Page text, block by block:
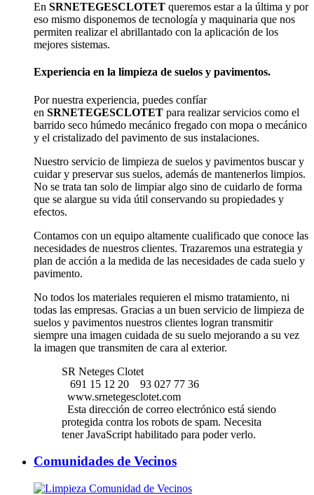
En SRNETEGESCLOTET queremos estar a la última y por
eso mismo disponemos de tecnología y maquinaria que nos
permiten realizar el abrillantado con la aplicación de los
mejores sistemas.
Experiencia en la limpieza de suelos y pavimentos.
Por nuestra experiencia, puedes confíar
en SRNETEGESCLOTET para realizar servicios como el
barrido seco húmedo mecánico fregado con mopa o mecánico
y el cristalizado del pavimento de sus instalaciones.
Nuestro servicio de limpieza de suelos y pavimentos buscar y
cuidar y preservar sus suelos, además de mantenerlos limpios.
No se trata tan solo de limpiar algo sino de cuidarlo de forma
que se alargue su vida útil conservando su propiedades y
efectos.
Contamos con un equipo altamente cualificado que conoce las
necesidades de nuestros clientes. Trazaremos una estrategia y
plan de acción a la medida de las necesidades de cada suelo y
pavimento.
No todos los materiales requieren el mismo tratamiento, ni
todas las empresas. Gracias a un buen servicio de limpieza de
suelos y pavimentos nuestros clientes logran transmitir
siempre una imagen cuidada de su suelo mejorando a su vez
la imagen que transmiten de cara al exterior.
SR Neteges Clotet
691 15 12 20
93 027 77 36
www.srnetegesclotet.com
Esta dirección de correo electrónico está siendo
protegida contra los robots de spam. Necesita
tener JavaScript habilitado para poder verlo.
Comunidades de Vecinos